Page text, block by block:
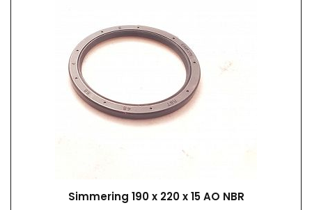
Simmering 190 x 220 x 15 AO NBR